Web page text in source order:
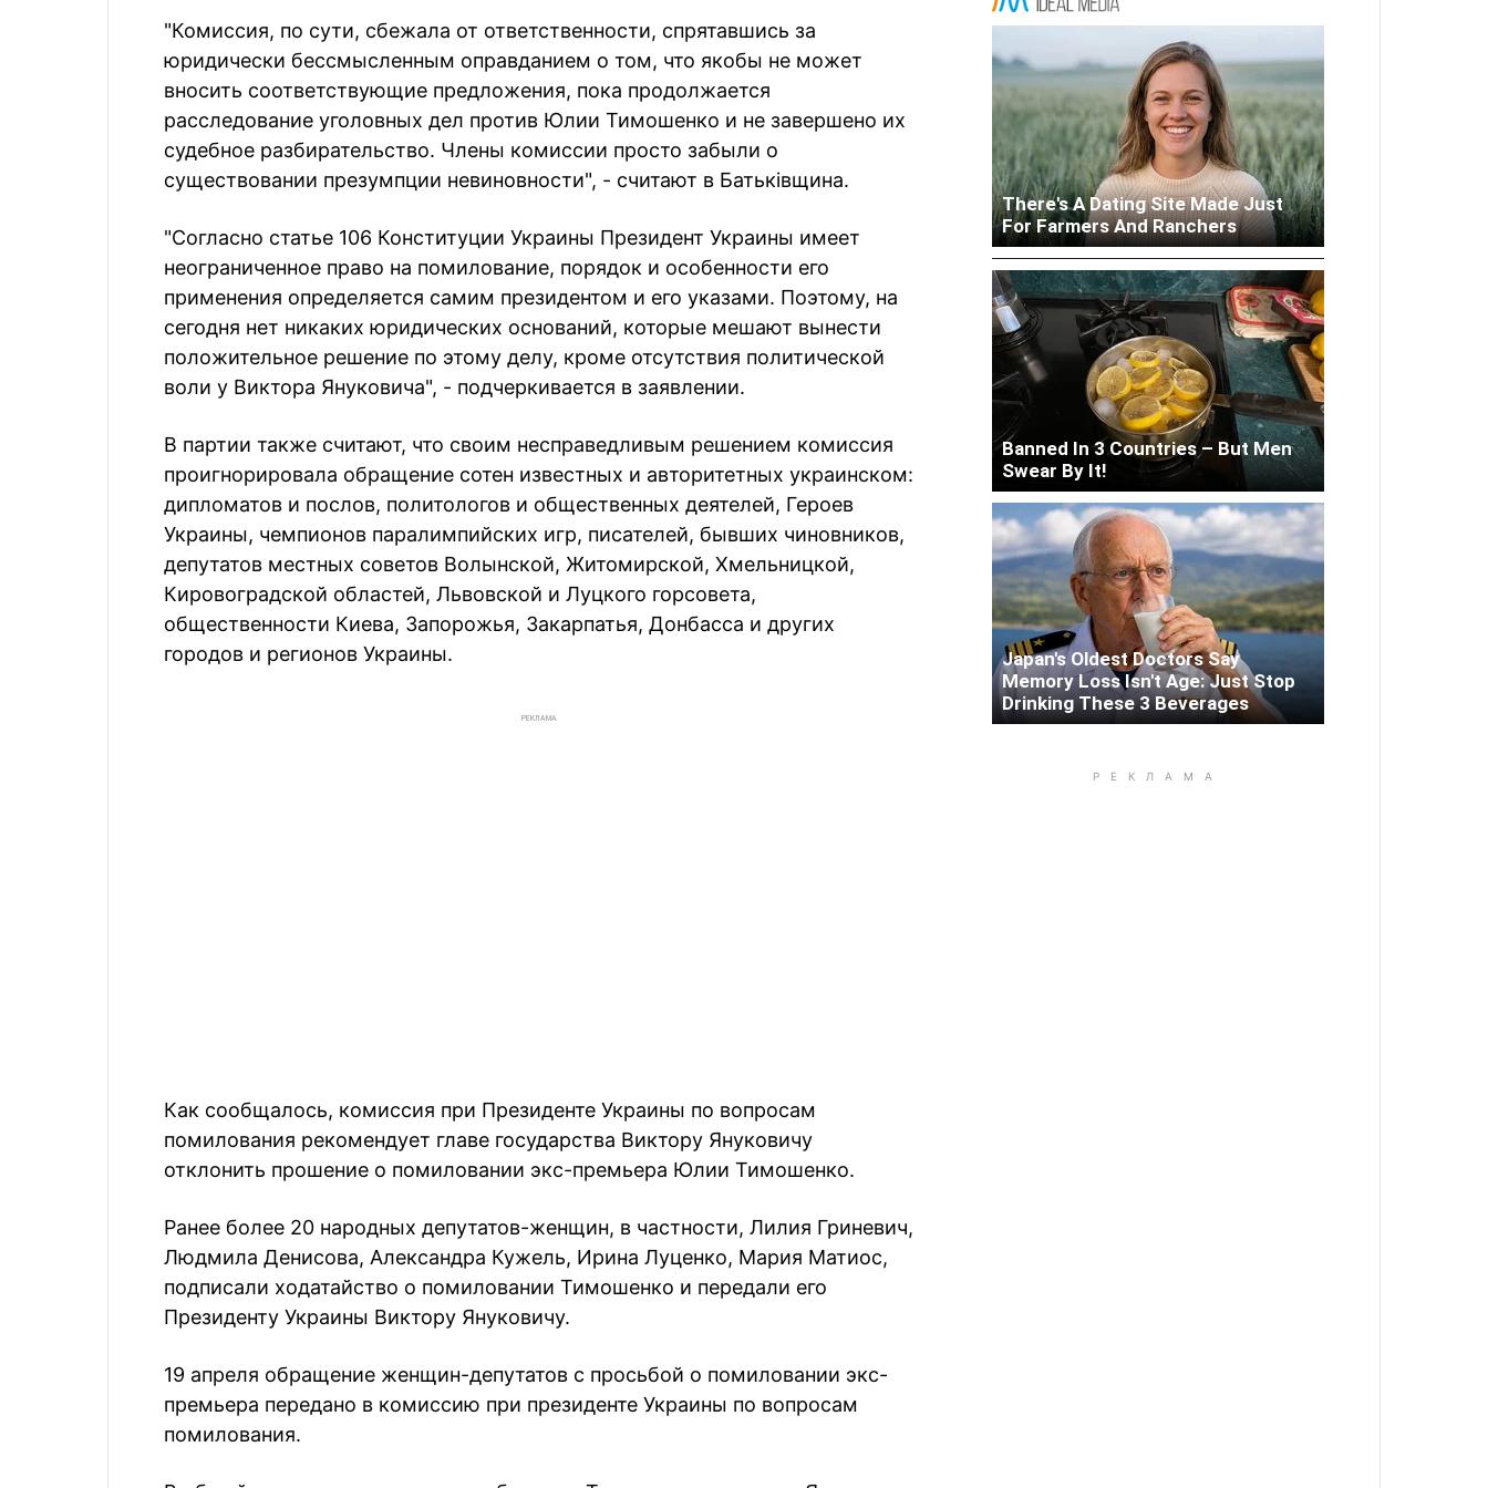
"Комиссия, по сути, сбежала от ответственности, спрятавшись за
юридически бессмысленным оправданием о том, что якобы не может
вносить соответствующие предложения, пока продолжается
расследование уголовных дел против Юлии Тимошенко и не завершено их
судебное разбирательство. Члены комиссии просто забыли о
существовании презумпции невиновности", - считают в Батьківщина.
"Согласно статье 106 Конституции Украины Президент Украины имеет
неограниченное право на помилование, порядок и особенности его
применения определяется самим президентом и его указами. Поэтому, на
сегодня нет никаких юридических оснований, которые мешают вынести
положительное решение по этому делу, кроме отсутствия политической
воли у Виктора Януковича", - подчеркивается в заявлении.
В партии также считают, что своим несправедливым решением комиссия
проигнорировала обращение сотен известных и авторитетных украинском:
дипломатов и послов, политологов и общественных деятелей, Героев
Украины, чемпионов паралимпийских игр, писателей, бывших чиновников,
депутатов местных советов Волынской, Житомирской, Хмельницкой,
Кировоградской областей, Львовской и Луцкого горсовета,
общественности Киева, Запорожья, Закарпатья, Донбасса и других
городов и регионов Украины.
РЕКЛАМА
Как сообщалось, комиссия при Президенте Украины по вопросам
помилования рекомендует главе государства Виктору Януковичу
отклонить прошение о помиловании экс-премьера Юлии Тимошенко.
Ранее более 20 народных депутатов-женщин, в частности, Лилия Гриневич,
Людмила Денисова, Александра Кужель, Ирина Луценко, Мария Матиос,
подписали ходатайство о помиловании Тимошенко и передали его
Президенту Украины Виктору Януковичу.
19 апреля обращение женщин-депутатов с просьбой о помиловании экс-
премьера передано в комиссию при президенте Украины по вопросам
помилования.